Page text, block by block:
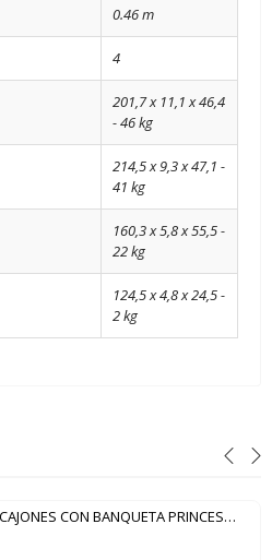
0.46 m
4
201,7 x 11,1 x 46,4
- 46 kg
214,5 x 9,3 x 47,1 -
41 kg
160,3 x 5,8 x 55,5 -
22 kg
124,5 x 4,8 x 24,5 -
2 kg
TOHALET 4 CAJONES CON BANQUETA PRINCESA PATRIMAR ROSA